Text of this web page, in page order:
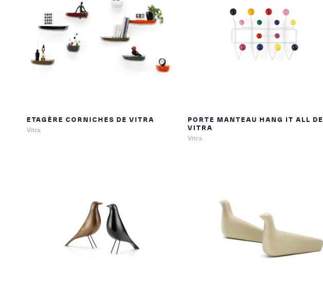
ETAGÈRE CORNICHES DE VITRA
Vitra
PORTE MANTEAU HANG IT ALL DE
VITRA
Vitra